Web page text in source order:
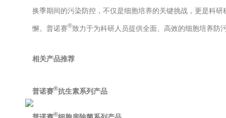
换季期间的污染防控，不仅是细胞培养的关键挑战，更是科
懈。普诺赛®致力于为科研人员提供全面、高效的细胞培养防
相关产品推荐
普诺赛®抗生素系列产品
®